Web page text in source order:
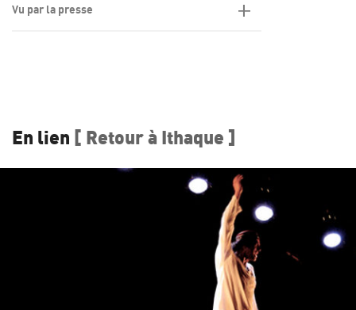
Vu par la presse
En lien [ Retour à Ithaque ]